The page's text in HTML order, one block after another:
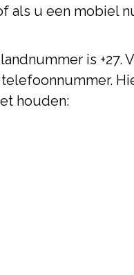
als u een mobiel
is +27.
telefoonnummer.
houden: